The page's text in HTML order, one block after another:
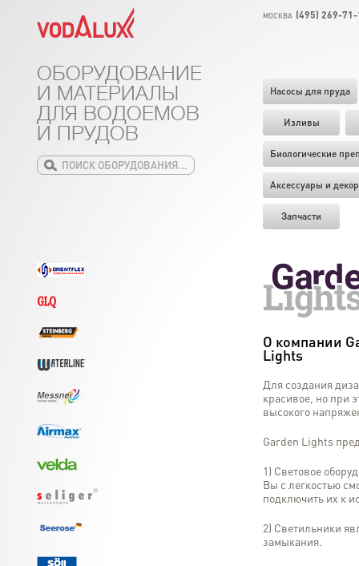
МОСКВА (495) 269-
Насосы для пруда
Изливы
Биологические
Аксессуары и декор
Запчасти
ОБОРУДОВАНИЕ
И МАТЕРИАЛЫ
ДЛЯ ВОДОЕМОВ
И ПРУДОВ
О компании
Lights
Для создания
красивое, но при
высокого
Garden Lights
1) Cветовое
Вы с легкостью
подключить их к
2) Светильники
замыкания.